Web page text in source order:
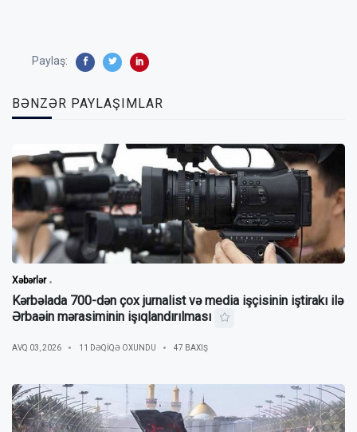
Paylaş:
BƏNZƏR PAYLAŞIMLAR
Xəbərlər
Kərbəlada 700-dən çox jurnalist və media işçisinin iştirakı ilə
Ərbaəin mərasiminin işıqlandırılması
AVQ 03, 2026 11 DƏQIQƏ OXUNDU 47 BAXIŞ